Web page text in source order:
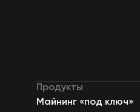
Продукты
Майнинг «под ключ»